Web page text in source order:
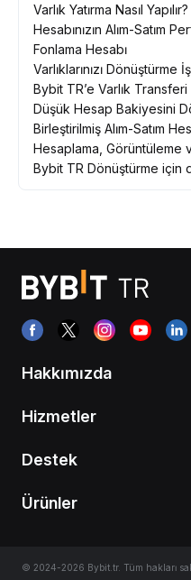
Varlık Yatırma Nasıl Yapılır?
Hesabınızın Alım-Satım
Fonlama Hesabı
Varlıklarınızı Dönüştürme
Bybit TR’e Varlık Transferi
Düşük Hesap Bakiyesini
Birleştirilmiş Alım-Satım
Hesaplama, Görüntüleme
Bybit TR Dönüştürme için
Hakkımızda
Hizmetler
Destek
Ürünler
© 2024-2026 Bybit.tr. Tüm hakları